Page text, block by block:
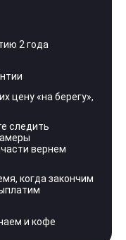
2 года
цену «на берегу»,
следить
вернем
когда закончим
и кофе